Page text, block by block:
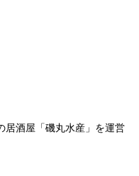
居酒屋「磯丸水産」を運営